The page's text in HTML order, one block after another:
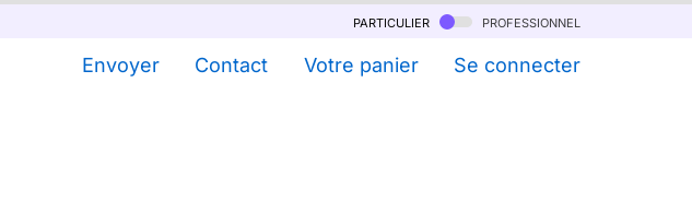
particulier professionnel
Envoyer Contact Votre panier Se connecter